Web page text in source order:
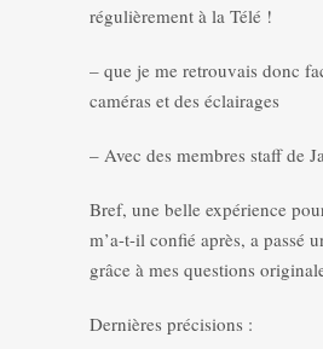
régulièrement à la Télé !
– que je me retrouvais donc
caméras et des éclairages
– Avec des membres staff de
Bref, une belle expérience
m’a-t-il confié après, a passé
grâce à mes questions
Dernières précisions :